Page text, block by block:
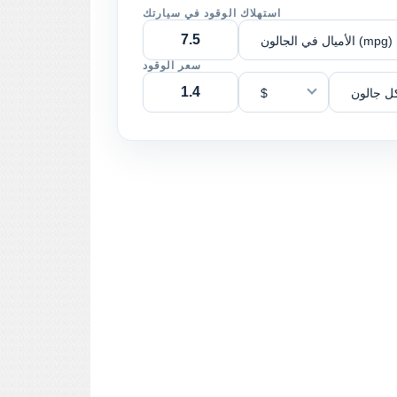
استهلاك الوقود في سيارتك
الأميال في الجالون (mpg)
سعر الوقود
$ جالون